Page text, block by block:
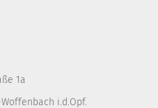
1a
i.d.Opf.